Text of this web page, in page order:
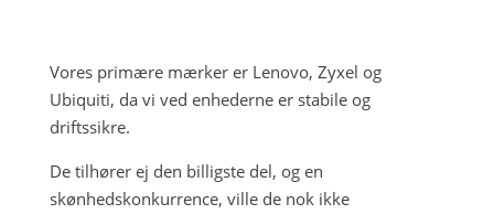
Vores primære mærker er Lenovo, Zyxel og
Ubiquiti, da vi ved enhederne er stabile og
driftssikre.
De tilhører ej den billigste del, og en
skønhedskonkurrence, ville de nok ikke